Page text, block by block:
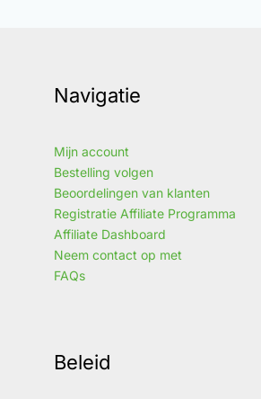
Navigatie
Mijn account
Bestelling volgen
Beoordelingen van klanten
Registratie Affiliate Programma
Affiliate Dashboard
Neem contact op met
FAQs
Beleid